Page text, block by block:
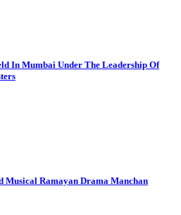
In Mumbai Under The Leadership Of
Musical Ramayan Drama Manchan